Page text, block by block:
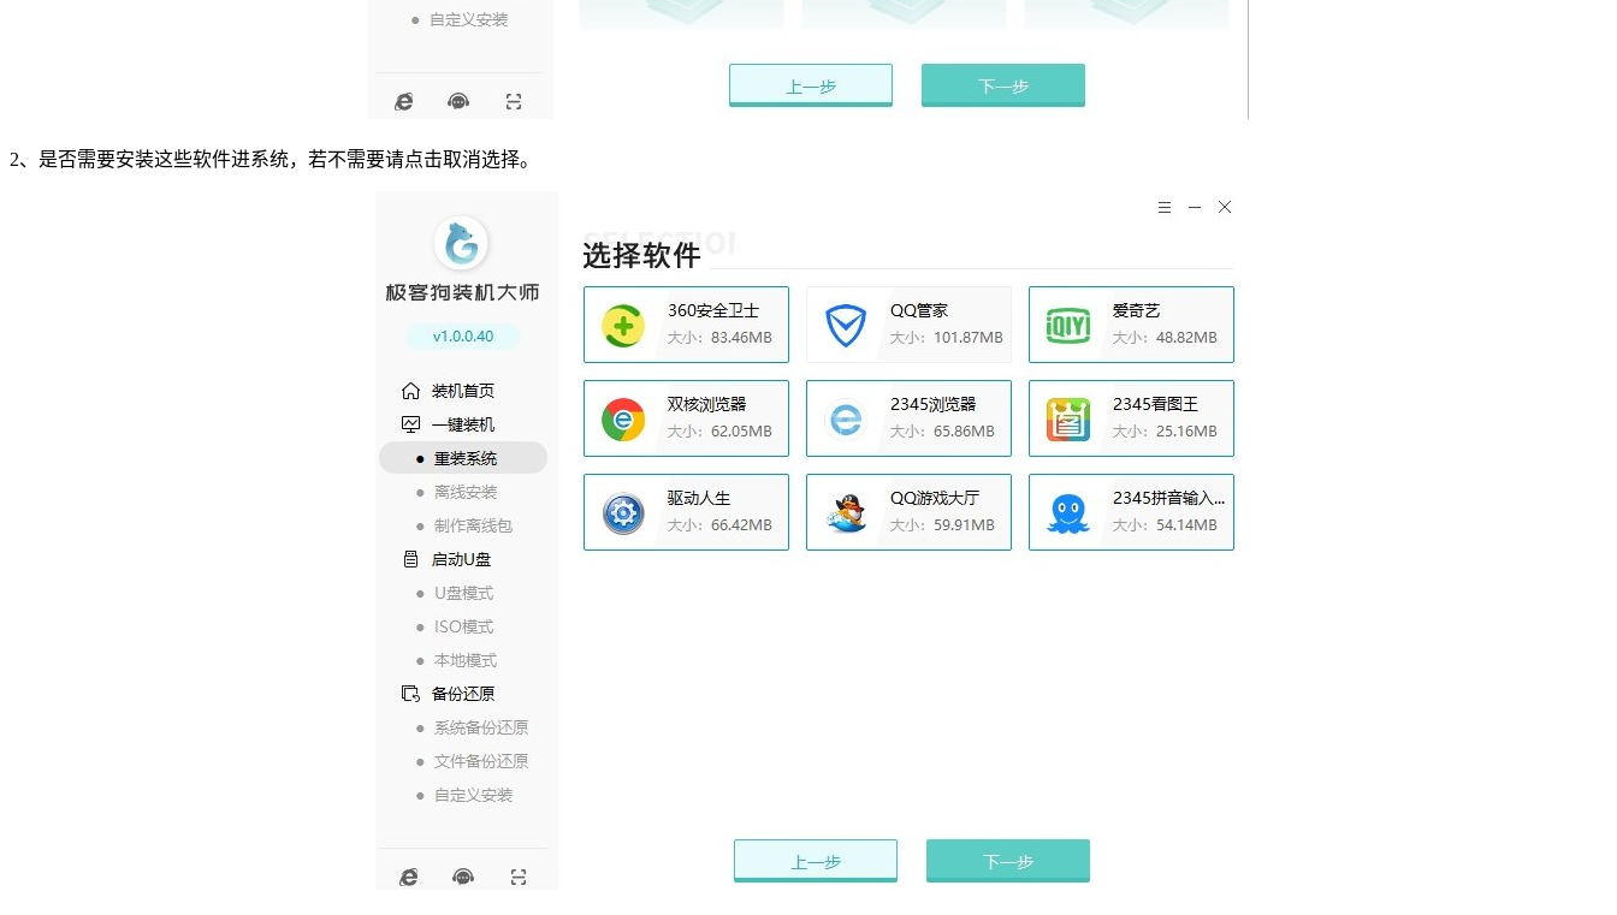
2、是否需要安装这些软件进系统，若不需要请点击取消选择。